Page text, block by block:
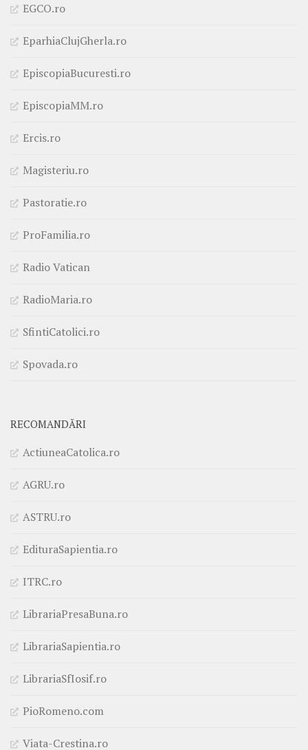
EGCO.ro
EparhiaClujGherla.ro
EpiscopiaBucuresti.ro
EpiscopiaMM.ro
Ercis.ro
Magisteriu.ro
Pastoratie.ro
ProFamilia.ro
Radio Vatican
RadioMaria.ro
SfintiCatolici.ro
Spovada.ro
RECOMANDĂRI
ActiuneaCatolica.ro
AGRU.ro
ASTRU.ro
EdituraSapientia.ro
ITRC.ro
LibrariaPresaBuna.ro
LibrariaSapientia.ro
LibrariaSfIosif.ro
PioRomeno.com
Viata-Crestina.ro